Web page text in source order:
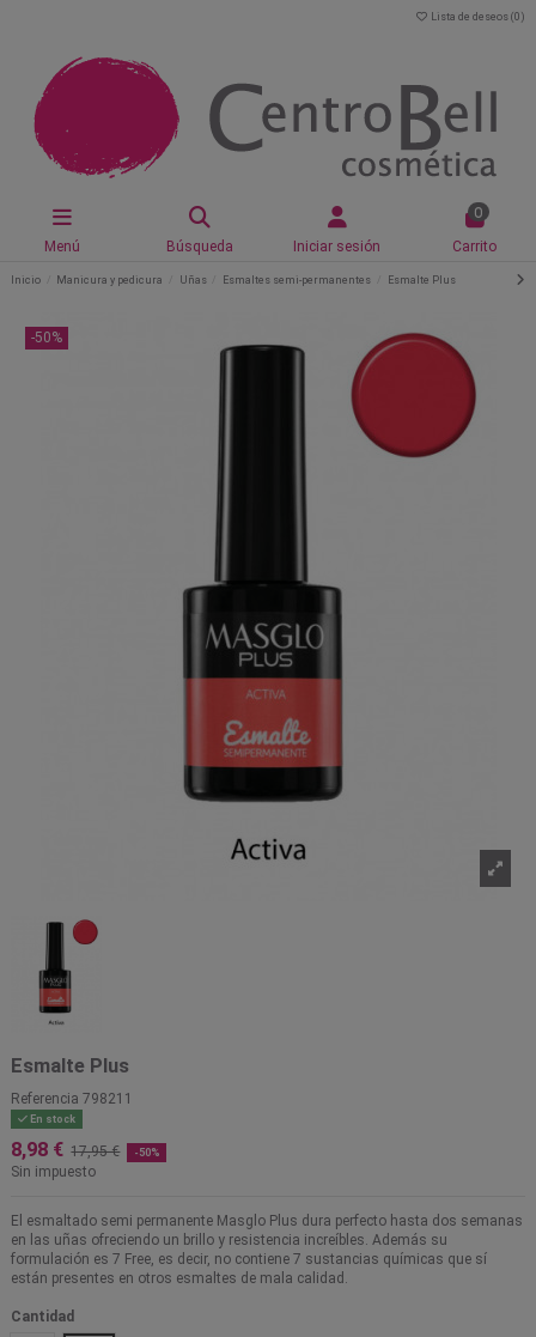
Lista de deseos (0 )
Menú Búsqueda Iniciar sesión
0
Carrito
Inicio Manicura y pedicura Uñas Esmaltes semi-permanentes Esmalte Plus
-50%
Esmalte Plus
Referencia 798211
En stock
8,98 € 17,95 € -50%
Sin impuesto
El esmaltado semi permanente Masglo Plus dura perfecto hasta dos semanas
en las uñas ofreciendo un brillo y resistencia increíbles. Además su
formulación es 7 Free, es decir, no contiene 7 sustancias químicas que sí
están presentes en otros esmaltes de mala calidad.
Cantidad